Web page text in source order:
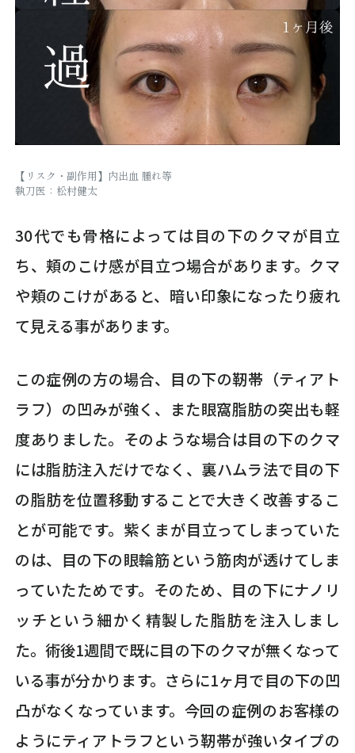
【リスク・副作用】内出血 腫れ等
執刀医：松村健太
30代でも骨格によっては目の下のクマが目立
ち、頬のこけ感が目立つ場合があります。クマ
や頬のこけがあると、暗い印象になったり疲れ
て見える事があります。
この症例の方の場合、目の下の靭帯（ティアト
ラフ）の凹みが強く、また眼窩脂肪の突出も軽
度ありました。そのような場合は目の下のクマ
には脂肪注入だけでなく、裏ハムラ法で目の下
の脂肪を位置移動することで大きく改善するこ
とが可能です。紫くまが目立ってしまっていた
のは、目の下の眼輪筋という筋肉が透けてしま
っていたためです。そのため、目の下にナノリ
ッチという細かく精製した脂肪を注入しまし
た。術後1週間で既に目の下のクマが無くなって
いる事が分かります。さらに1ヶ月で目の下の凹
凸がなくなっています。今回の症例のお客様の
ようにティアトラフという靭帯が強いタイプの